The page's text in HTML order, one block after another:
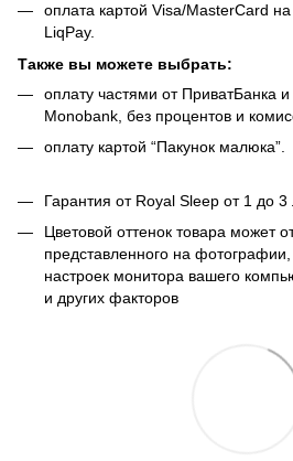
оплата картой Visa/MasterCard
LiqPay.
Также вы можете выбрать:
оплату частями от ПриватБанка и
Monobank, без процентов и
оплату картой “Пакунок малюка”.
Гарантия от Royal Sleep от 1 до 3
Цветовой оттенок товара может
представленного на фотографии,
настроек монитора вашего
и других факторов